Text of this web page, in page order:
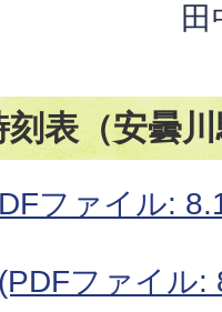
表（安曇
ファイル:
ファイル: